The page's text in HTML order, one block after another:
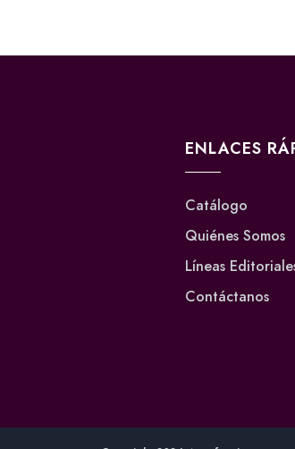
ENLACES
Catálogo
Quiénes Somos
Líneas
Contáctanos